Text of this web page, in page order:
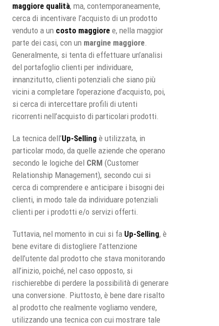
maggiore qualità, ma, contemporaneamente,
cerca di incentivare l’acquisto di un prodotto
venduto a un costo maggiore e, nella maggior
parte dei casi, con un margine maggiore
Generalmente, si tenta di effettuare un’analisi
del portafoglio clienti per individuare,
innanzitutto, clienti potenziali che siano più
vicini a completare l’operazione d’acquisto, poi,
si cerca di intercettare profili di utenti
ricorrenti nell’acquisto di particolari prodotti.
La tecnica dell’Up-Selling è utilizzata, in
particolar modo, da quelle aziende che operano
secondo le logiche del CRM (Customer
Relationship Management), secondo cui si
cerca di comprendere e anticipare i bisogni dei
clienti, in modo tale da individuare potenziali
clienti per i prodotti e/o servizi offerti.
Tuttavia, nel momento in cui si fa Up-Selling, è
bene evitare di distogliere l’attenzione
dell’utente dal prodotto che stava monitorando
all’inizio, poiché, nel caso opposto, si
rischierebbe di perdere la possibilità di generare
una conversione. Piuttosto, è bene dare risalto
al prodotto che realmente vogliamo vendere,
utilizzando una tecnica con cui mostrare tale